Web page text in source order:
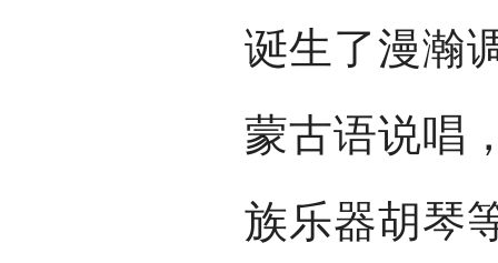
诞生了漫瀚
蒙古语说唱
族乐器胡琴